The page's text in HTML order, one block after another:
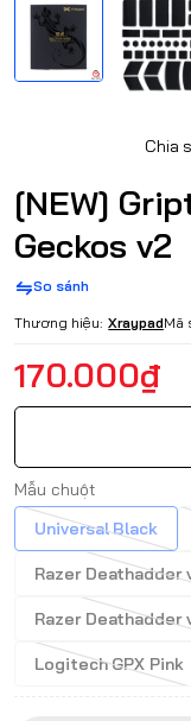
Chia
[NEW]
Geckos v2
So sánh
Thương hiệu: XraypadMã
170.000₫
Mẫu chuột
Universal Black
Razer Deathadder
Razer Deathadder
Logitech GPX Pink